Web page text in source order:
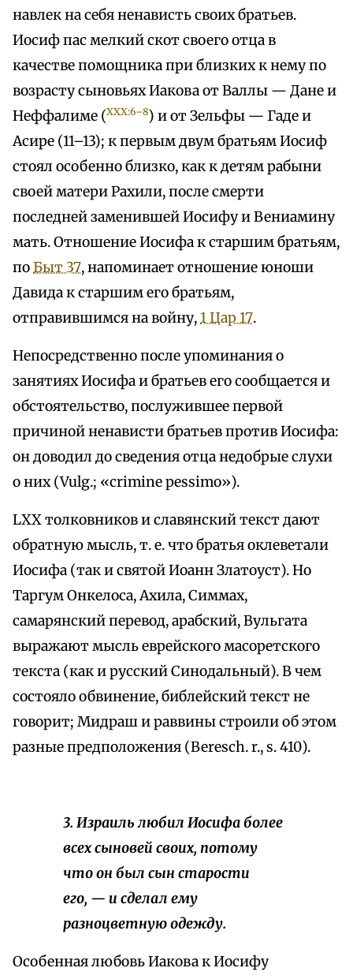
навлек на себя ненависть своих братьев.
Иосиф пас мелкий скот своего отца в
качестве помощника при близких к нему по
возрасту сыновьях Иакова от Валлы — Дане и
Неффалиме (XXX:6–8) и от Зельфы — Гаде и
Асире (11–13); к первым двум братьям Иосиф
стоял особенно близко, как к детям рабыни
своей матери Рахили, после смерти
последней заменившей Иосифу и Вениамину
мать. Отношение Иосифа к старшим братьям,
поБыт 37, напоминает отношение юноши
Давида к старшим его братьям,
отправившимся на войну,1 Цар 17.
Непосредственно после упоминания о
занятиях Иосифа и братьев его сообщается и
обстоятельство, послужившее первой
причиной ненависти братьев против Иосифа:
он доводил до сведения отца недобрые слухи
о них (Vulg.; «crimine pessimo»).
LXX толковников и славянский текст дают
обратную мысль, т. е. что братья оклеветали
Иосифа (так и святой Иоанн Златоуст). Но
Таргум Онкелоса, Ахила, Симмах,
самарянский перевод, арабский, Вульгата
выражают мысль еврейского масоретского
текста (как и русский Синодальный). В чем
состояло обвинение, библейский текст не
говорит; Мидраш и раввины строили об этом
разные предположения (Beresch. r., s. 410).
3. Израиль любил Иосифа более
всех сыновей своих, потому
что он был сын старости
его, — и сделал ему
разноцветную одежду.
Особенная любовь Иакова к Иосифу